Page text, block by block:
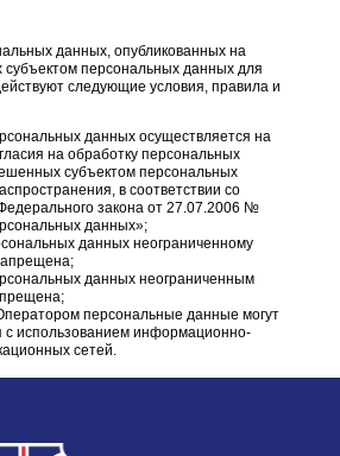
данных, опубликованных на
персональных данных для
следующие условия, правила и
данных осуществляется на
на обработку персональных
субъектом персональных
в соответствии со
закона от 27.07.2006 №
данных»;
данных неограниченному
данных неограниченным
персональные данные могут
с использованием информационно-
сетей.